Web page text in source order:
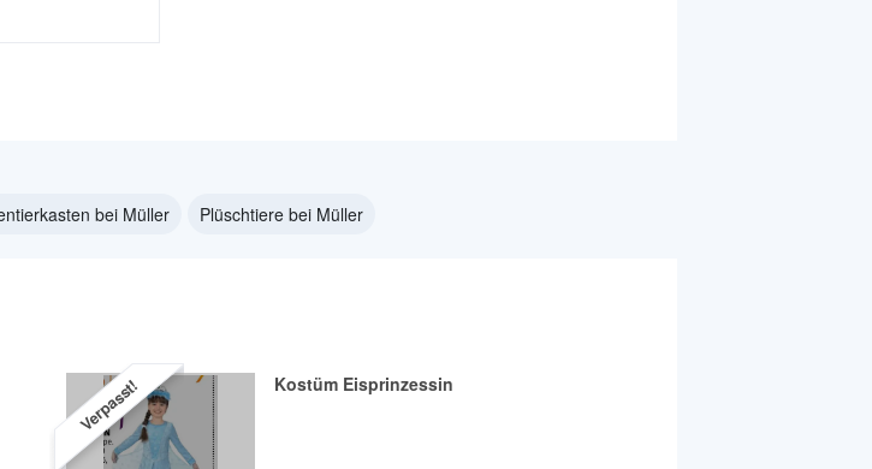
bei Müller Plüschtiere bei Müller
Verpasst! Kostüm Eisprinzessin